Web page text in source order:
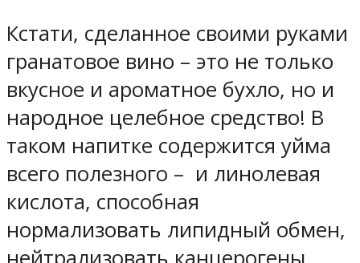
Кстати, сделанное своими руками
гранатовое вино – это не только
вкусное и ароматное бухло, но и
народное целебное средство! В
таком напитке содержится уйма
всего полезного – и линолевая
кислота, способная
нормализовать липидный обмен,